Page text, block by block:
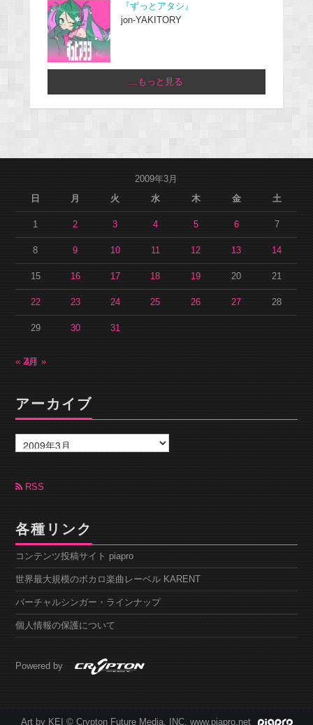
『ずっとアタシ』
jon-YAKITORY
...もっと見る
2009年3月
日
月 火 水 木 金 土
1 2 3 4 5 6 7
8 9 10 11 12 13 14
15 16 17 18 19 20 21
22 23 24 25 26 27 28
29 30 31
« 2月4月 »
アーカイブ
ー
カ
ブ RSS
各種リンク
コンテンツ投稿サイト piapro
世界最大規模のボカロ楽曲レーベル KARENT
バーチャルシンガー・ラインナップ
個人情報の保護について
Powered by
Art by KEI © Crypton Future Media, INC. www.piapro.net